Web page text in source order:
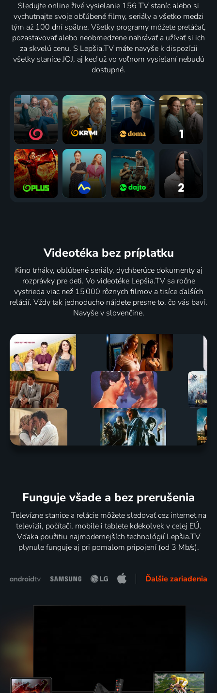
Sledujte online živé vysielanie 156 TV staníc alebo si
vychutnajte svoje obľúbené filmy, seriály a všetko medzi
tým až 100 dní spätne. Všetky programy môžete pretáčať,
pozastavovať alebo neobmedzene nahrávať a užívať si ich
za skvelú cenu. S Lepšia.TV máte navyše k dispozícii
všetky stanice JOJ, aj keď už vo voľnom vysielaní nebudú
dostupné.
Videotéka bez príplatku
Kino trháky, obľúbené seriály, dychberúce dokumenty aj
rozprávky pre deti. Vo videotéke Lepšia.TV sa ročne
vystrieda viac než 15 000 rôznych filmov a tisíce ďalších
relácií. Vždy tak jednoducho nájdete presne to, čo vás baví.
Navyše v slovenčine.
Funguje všade a bez prerušenia
Televízne stanice a relácie môžete sledovať cez internet na
televízii, počítači, mobile i tablete kdekoľvek v celej EÚ.
Vďaka použitiu najmodernejších technológií Lepšia.TV
plynule funguje aj pri pomalom pripojení (od 3 Mb/s).
Ďalšie zariadenia